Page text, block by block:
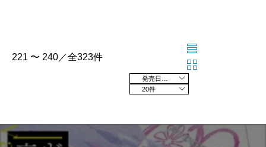
221 〜 240／全323件
20件